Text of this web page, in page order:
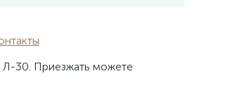
Л-30. Приезжать можете